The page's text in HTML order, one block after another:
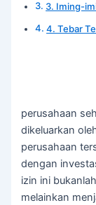
3. Iming-
4. Tebar
perusahaan
dikeluarkan
perusahaan
dengan
izin ini
melainkan